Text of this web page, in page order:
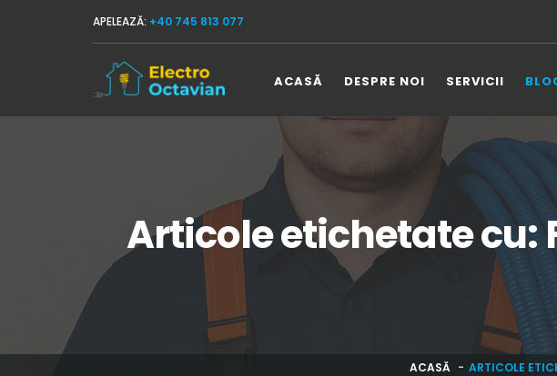
APELEAZĂ: +40 745 813 077
ACASĂ DESPRE NOI SERVICII
Articole etichetate
ACASĂ ARTICOLE